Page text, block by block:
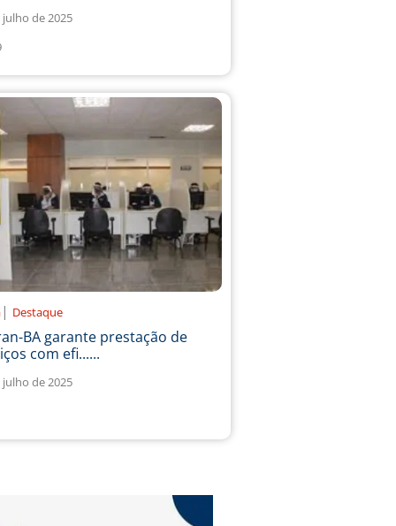
julho de 2025
| Destaque
BA garante prestação de
com efi......
julho de 2025